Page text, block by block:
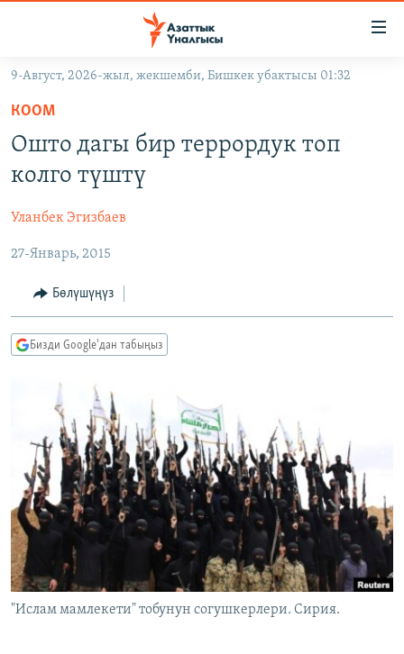
Навигацияга
өтүңүз
Издөөгө
салыңыз
ЭКОНОМИКА
МАДАНИЯТ
БОРБОР АЗИЯ
АТАЙЫН ИЛИКТӨӨ
ТВ ПРОГРАММАЛАР
БҮГҮН АЗАТТЫКТА
БИЗ ЖАНА ДҮЙНӨ
ДАНИСТЕ
ЭЖЕ-СИҢДИЛЕР
АЗАТТЫК+
ЫҢГАЙСЫЗ СУРООЛОР
ПОДКАСТ
ӨЗГӨЧӨ ПИКИР
ОНЛАЙН ШЕРИНЕ
ЭЕ/АРнун бардык сайттары
9-Август, 2026-жыл, жекшемби, Бишкек убактысы 01:32
КООМ
Ошто дагы бир террордук топ
колго түштү
Уланбек Эгизбаев
27-Январь, 2015
Бөлүшүңүз
Бизди Google'дан табыңыз
"Ислам мамлекети" тобунун согушкерлери. Сирия.